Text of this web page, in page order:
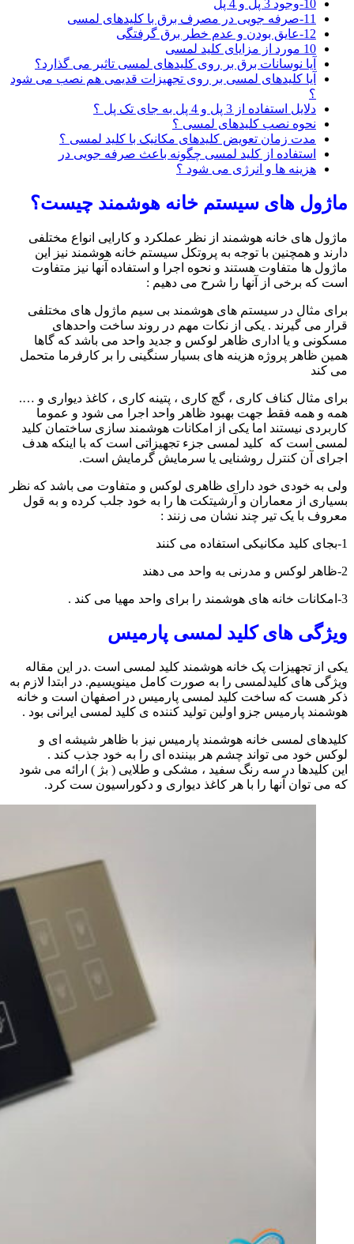
10-وجود 3 پل و 4 پل
11-صرفه جویی در مصرف برق با کلیدهای لمسی
12-عایق بودن و عدم خطر برق گرفتگی
10 مورد از مزایای کلید لمسی
آیا نوسانات برق بر روی کلیدهای لمسی تاثیر می گذارد؟
آیا کلیدهای لمسی بر روی تجهیزات قدیمی هم نصب می شود
؟
دلایل استفاده از 3 پل و 4 پل به جای تک پل ؟
نحوه نصب کلیدهای لمسی ؟
مدت زمان تعویض کلیدهای مکانیک با کلید لمسی ؟
استفاده از کلید لمسی چگونه باعث صرفه جویی در
هزینه ها و انرژی می شود ؟
ماژول های سیستم خانه هوشمند چیست؟
ماژول های خانه هوشمند از نظر عملکرد و کارایی انواع مختلفی
دارند و همچنین با توجه به پروتکل سیستم خانه هوشمند نیز این
ماژول ها متفاوت هستند و نحوه اجرا و استفاده آنها نیز متفاوت
است که برخی از آنها را شرح می دهیم :
برای مثال در سیستم های هوشمند بی سیم ماژول های مختلفی
قرار می گیرند . یکی از نکات مهم در روند ساخت واحدهای
مسکونی و یا اداری ظاهر لوکس و جدید واحد می باشد که گاها
همین ظاهر پروژه هزینه های بسیار سنگینی را بر کارفرما متحمل
می کند
برای مثال کناف کاری ، گچ کاری ، پتینه کاری ، کاغذ دیواری و ….
همه و همه فقط جهت بهبود ظاهر واحد اجرا می شود و عموما
کاربردی نیستند اما یکی از امکانات هوشمند سازی ساختمان کلید
لمسی است که کلید لمسی جزء تجهیزاتی است که با اینکه هدف
اجرای آن کنترل روشنایی یا سرمایش گرمایش است.
ولی به خودی خود دارای ظاهری لوکس و متفاوت می باشد که نظر
بسیاری از معماران و آرشیتکت ها را به خود جلب کرده و به قول
معروف با یک تیر چند نشان می زنند :
1-بجای کلید مکانیکی استفاده می کنند
2-ظاهر لوکس و مدرنی به واحد می دهند
3-امکانات خانه های هوشمند را برای واحد مهیا می کند .
ویژگی های کلید لمسی پارمیس
یکی از تجهیزات پک خانه هوشمند کلید لمسی است .در این مقاله
ویژگی های کلیدلمسی را به صورت کامل مینویسیم. در ابتدا لازم به
ذکر هست که ساخت کلید لمسی پارمیس در اصفهان است و خانه
هوشمند پارمیس جزو اولین تولید کننده ی کلید لمسی ایرانی بود .
کلیدهای لمسی خانه هوشمند پارمیس نیز با ظاهر شیشه ای و
لوکس خود می تواند چشم هر بیننده ای را به خود جذب کند .
این کلیدها در سه رنگ سفید ، مشکی و طلایی ( بژ ) ارائه می شود
که می توان آنها را با هر کاغذ دیواری و دکوراسیون ست کرد.